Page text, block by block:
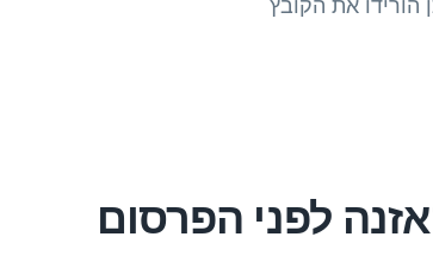
לפני הפרסום